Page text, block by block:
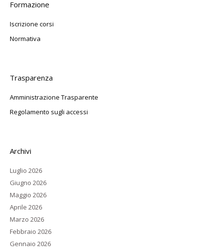
Formazione
Iscrizione corsi
Normativa
Trasparenza
Amministrazione Trasparente
Regolamento sugli accessi
Archivi
Luglio 2026
Giugno 2026
Maggio 2026
Aprile 2026
Marzo 2026
Febbraio 2026
Gennaio 2026